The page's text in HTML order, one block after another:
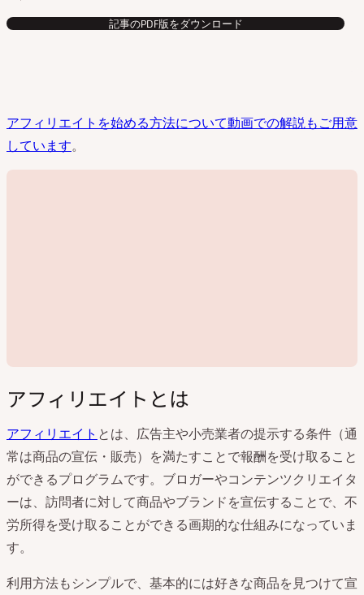
記事のPDF版をダウンロード
アフィリエイトを始める方法について動画での解説もご用意
しています。
動
画
を
再
生
アフィリエイトとは
アフィリエイト とは、広告主や小売業者の提示する条件（通
常は商品の宣伝・販売）を満たすことで報酬を受け取ること
ができるプログラムです。ブロガーやコンテンツクリエイタ
ーは、訪問者に対して商品やブランドを宣伝することで、不
労所得を受け取ることができる画期的な仕組みになっていま
す。
利用方法もシンプルで、基本的には好きな商品を見つけて宣